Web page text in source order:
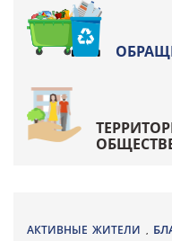
АКТИВНЫЕ ЖИТЕЛИ ,